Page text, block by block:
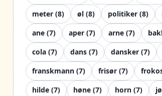
meter (8) øl (8) politiker (8)
ane (7) aper (7) arne (7)
cola (7) dans (7) dansker (7)
franskmann (7) frisør (7)
hilde (7) høne (7) horn (7)